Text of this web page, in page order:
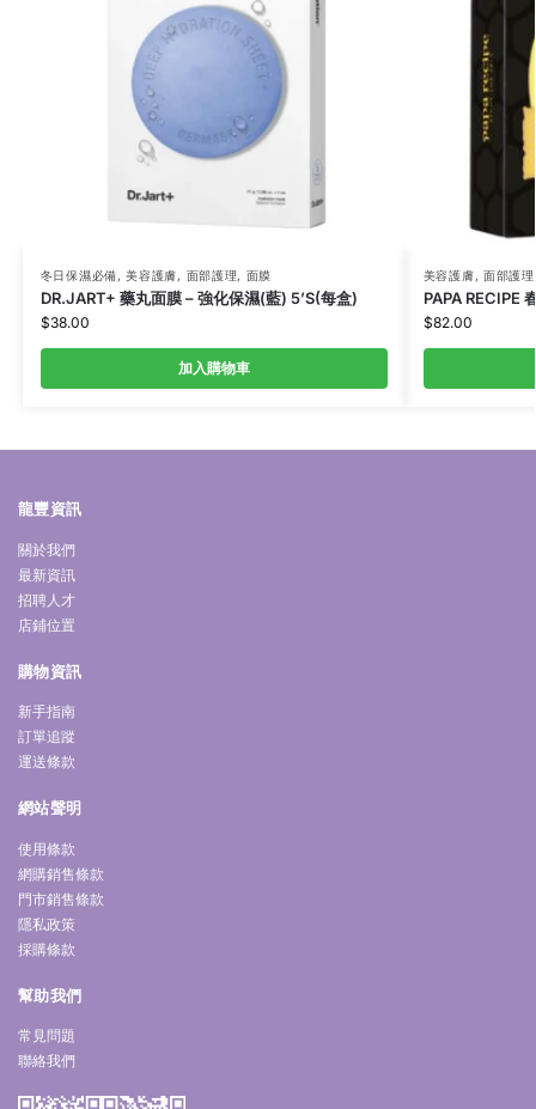
冬日保濕必備,美容護膚, 面部護理, 面膜
DR.JART+ 藥丸面膜 – 強化保濕(藍) 5’S(每盒)
$38.00
加入購物車
美容護膚, 面部護理
PAPA RECIPE
$82.00
龍豐資訊
關於我們
最新資訊
招聘人才
店鋪位置
購物資訊
新手指南
訂單追蹤
運送條款
網站聲明
使用條款
網購銷售條款
門市銷售條款
隱私政策
採購條款
幫助我們
常見問題
聯絡我們